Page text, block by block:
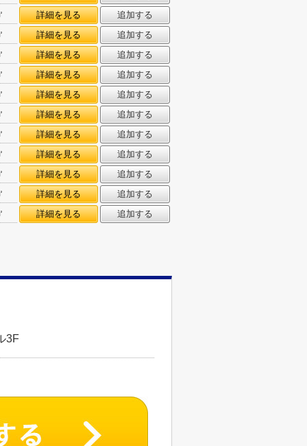
詳細を見る
追加する
詳細を見る
追加する
詳細を見る
追加する
詳細を見る
追加する
詳細を見る
追加する
詳細を見る
追加する
詳細を見る
追加する
詳細を見る
追加する
詳細を見る
追加する
詳細を見る
追加する
詳細を見る 追加する
3F